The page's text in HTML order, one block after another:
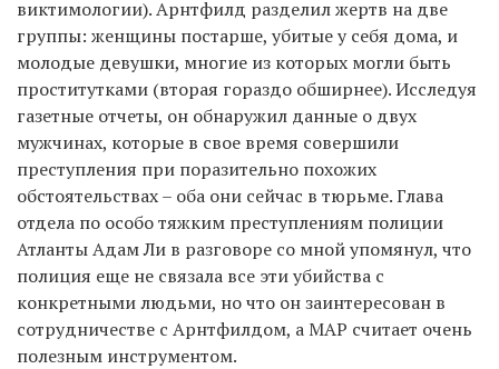
виктимологии). Арнтфилд разделил жертв на две
группы: женщины постарше, убитые у себя дома, и
молодые девушки, многие из которых могли быть
проститутками (вторая гораздо обширнее). Исследуя
газетные отчеты, он обнаружил данные о двух
мужчинах, которые в свое время совершили
преступления при поразительно похожих
обстоятельствах – оба они сейчас в тюрьме. Глава
отдела по особо тяжким преступлениям полиции
Атланты Адам Ли в разговоре со мной упомянул, что
полиция еще не связала все эти убийства с
конкретными людьми, но что он заинтересован в
сотрудничестве с Арнтфилдом, а MAP считает очень
полезным инструментом.